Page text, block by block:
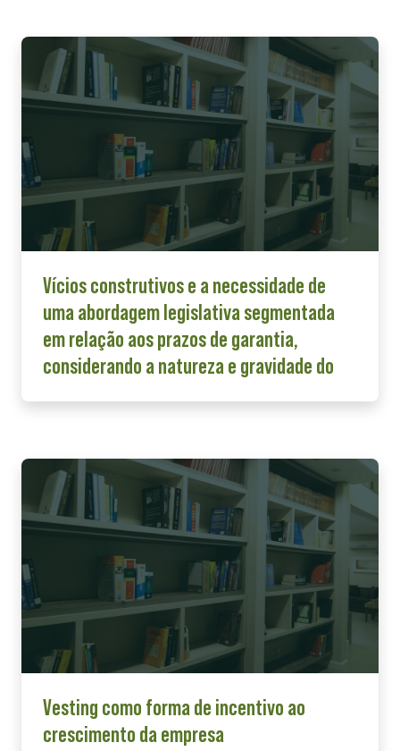
Vícios construtivos e a necessidade de
uma abordagem legislativa segmentada
em relação aos prazos de garantia,
considerando a natureza e gravidade do
Vesting como forma de incentivo ao
crescimento da empresa